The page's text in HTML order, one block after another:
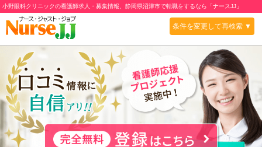
小野眼科クリニックの看護師求人・募集情報、静岡県沼津市で転職をするなら「ナースJJ」
条件を変更して再検索 ▼